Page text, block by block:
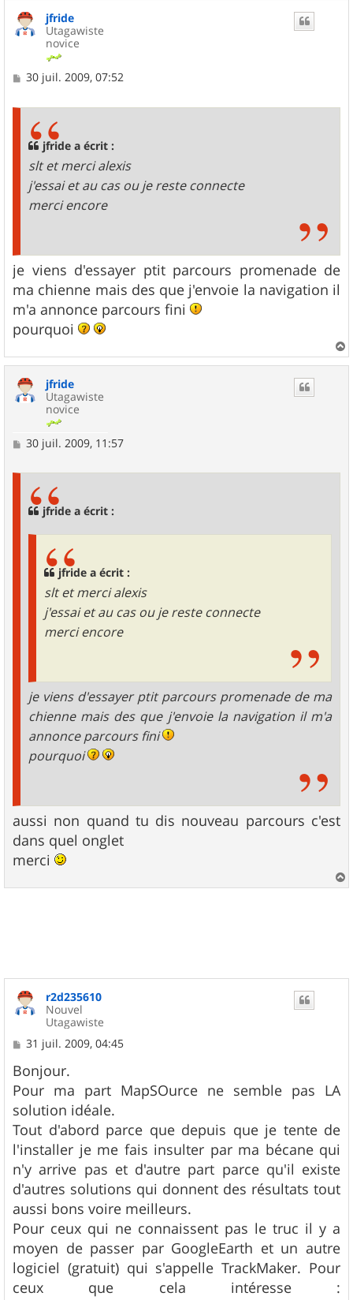
jfride
Utagawiste
novice
M
30 juil. 2009, 07:52
jfride a écrit :
slt et merci alexis
j'essai et au cas ou je reste connecte
merci encore
je viens d'essayer ptit parcours promenade de
ma chienne mais des que j'envoie la navigation il
m'a annonce parcours fini
pourquoi
a
jfride
Utagawiste
novice
M
30 juil. 2009, 11:57
jfride a écrit :
jfride a écrit :
slt et merci alexis
j'essai et au cas ou je reste connecte
merci encore
je viens d'essayer ptit parcours promenade de ma
chienne mais des que j'envoie la navigation il m'a
annonce parcours fini
pourquoi
aussi non quand tu dis nouveau parcours c'est
dans quel onglet
merci
a
r2d235610
Nouvel
Utagawiste
M
s
s
a
g
e
31 juil. 2009, 04:45
Bonjour.
Pour ma part MapSOurce ne semble pas LA
solution idéale.
Tout d'abord parce que depuis que je tente de
l'installer je me fais insulter par ma bécane qui
n'y arrive pas et d'autre part parce qu'il existe
d'autres solutions qui donnent des résultats tout
aussi bons voire meilleurs.
Pour ceux qui ne connaissent pas le truc il y a
moyen de passer par GoogleEarth et un autre
logiciel (gratuit) qui s'appelle TrackMaker. Pour
ceux que cela intéresse :